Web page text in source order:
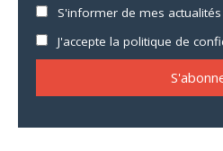
S'informer de mes
J'accepte la politique de